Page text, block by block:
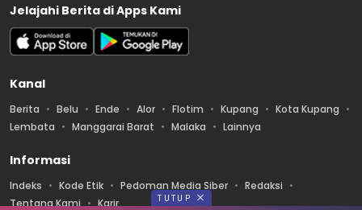
Jelajahi Berita di Apps Kami
Kanal
Berita Belu Ende Alor Flotim Kupang
Kota Kupang
Lembata
Manggarai Barat Malaka Lainnya
Informasi
Indeks Kode Etik Pedoman Media Siber
Redaksi
Tentang Kami
Karir TUTUP